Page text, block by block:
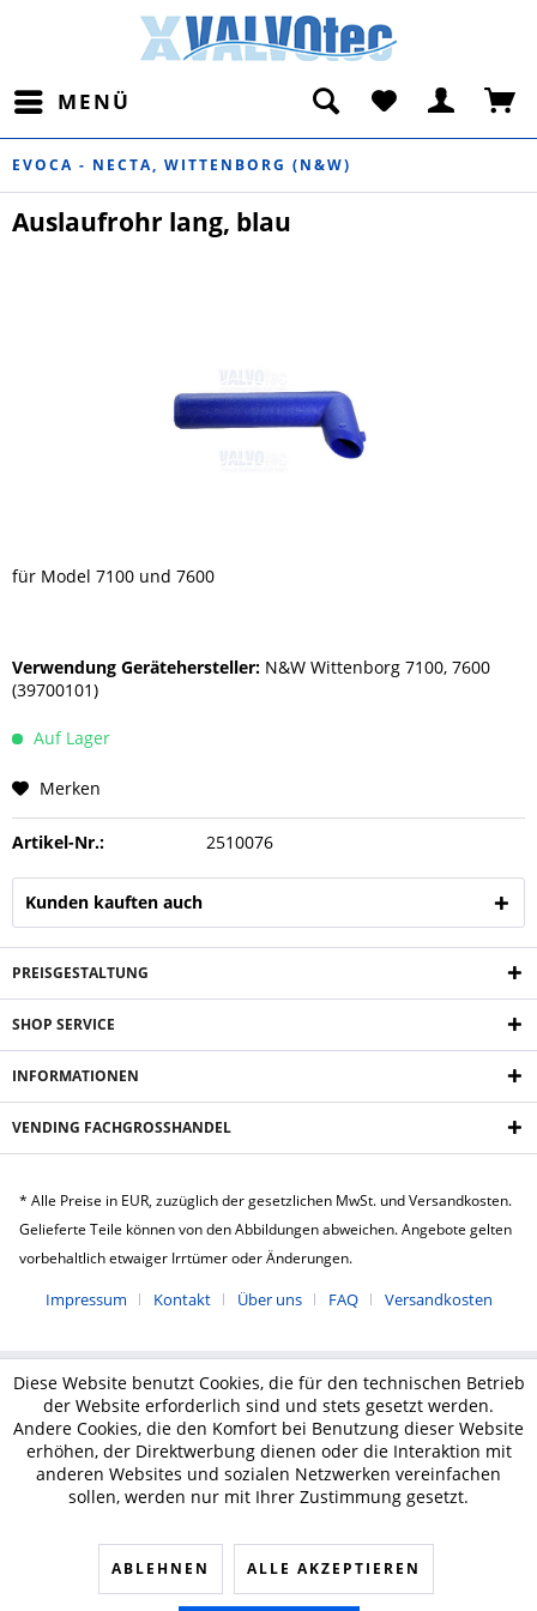
MENÜ
EVOCA - NECTA, WITTENBORG (N&W)
Auslaufrohr lang, blau
für Model 7100 und 7600
Verwendung Gerätehersteller: N&W Wittenborg 7100, 7600
(39700101)
Auf Lager
Merken
Artikel-Nr.: 2510076
Kunden kauften auch
PREISGESTALTUNG
SHOP SERVICE
INFORMATIONEN
VENDING FACHGROSSHANDEL
* Alle Preise in EUR, zuzüglich der gesetzlichen MwSt. und Versandkosten.
Gelieferte Teile können von den Abbildungen abweichen. Angebote gelten
vorbehaltlich etwaiger Irrtümer oder Änderungen.
Impressum Kontakt Über uns FAQ Versandkosten
Diese Website benutzt Cookies, die für den technischen Betrieb
der Website erforderlich sind und stets gesetzt werden.
Andere Cookies, die den Komfort bei Benutzung dieser Website
erhöhen, der Direktwerbung dienen oder die Interaktion mit
anderen Websites und sozialen Netzwerken vereinfachen
sollen, werden nur mit Ihrer Zustimmung gesetzt.
ABLEHNEN ALLE AKZEPTIEREN